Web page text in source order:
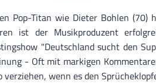
Pop-Titan wie Dieter Bohlen
ist der Musikproduzent
"Deutschland sucht den
- Oft mit markigen
verziehen, wenn es den